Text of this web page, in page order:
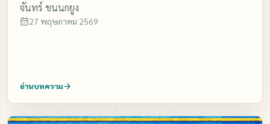
จันทร์ ขนนกยูง
27 พฤษภาคม 2569
อ่านบทความ